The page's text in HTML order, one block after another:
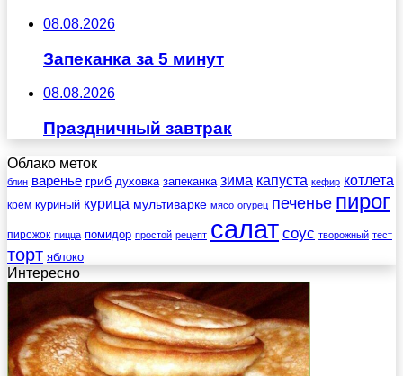
08.08.2026
Запеканка за 5 минут
08.08.2026
Праздничный завтрак
Облако меток
блин варенье гриб духовка запеканка зима капуста кефир котлета
крем куриный курица мультиварке мясо огурец печенье пирог
пирожок пицца помидор простой рецепт салат соус творожный тест
торт яблоко
Интересно